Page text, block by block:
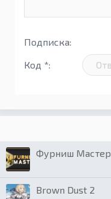
Подписка:
Код *:
Фурниш Мастер
Brown Dust 2